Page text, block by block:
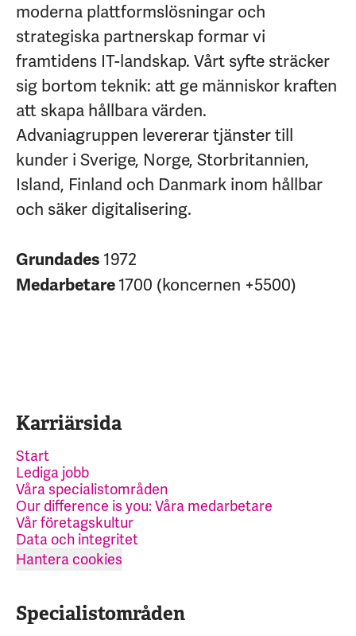
moderna plattformslösningar och
strategiska partnerskap formar vi
framtidens IT-landskap. Vårt syfte sträcker
sig bortom teknik: att ge människor kraften
att skapa hållbara värden.
Advaniagruppen levererar tjänster till
kunder i Sverige, Norge, Storbritannien,
Island, Finland och Danmark inom hållbar
och säker digitalisering.
Grundades1972
Medarbetare1700 (koncernen +5500)
Karriärsida
Start
Lediga jobb
Våra specialistområden
Our difference is you: Våra medarbetare
Vår företagskultur
Data och integritet
Hantera cookies
Specialistområden